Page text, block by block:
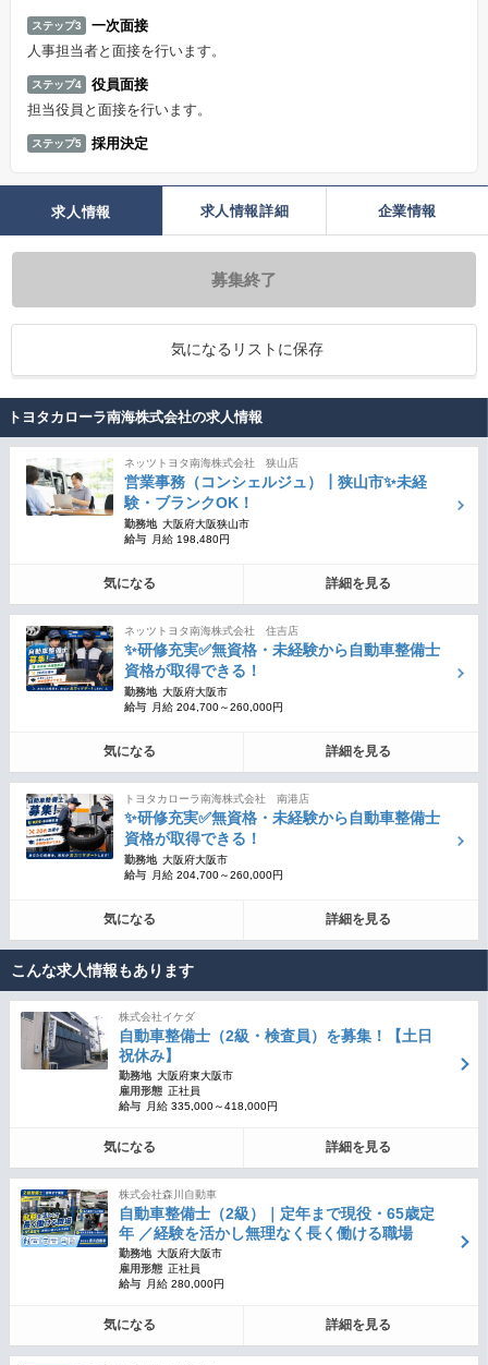
ステップ3
一次面接
人事担当者と面接を行います。
ステップ4
役員面接
担当役員と面接を行います。
ステップ5 採用決定
求人情報 求人情報詳細 企業情報
募集終了
気になるリストに保存
トヨタカローラ南海株式会社の求人情報
ネッツトヨタ南海株式会社 狭山店
営業事務（コンシェルジュ）┃狭山市✨未経
験・ブランクOK！
勤務地 大阪府大阪狭山市
給与
月給 198,480円
気になる 詳細を見る
ネッツトヨタ南海株式会社 住吉店
✨研修充実✅無資格・未経験から自動車整備士
資格が取得できる！
勤務地 大阪府大阪市
給与
月給 204,700～260,000円
気になる 詳細を見る
トヨタカローラ南海株式会社 南港店
✨研修充実✅無資格・未経験から自動車整備士
資格が取得できる！
勤務地 大阪府大阪市
給与
月給 204,700～260,000円
気になる 詳細を見る
こんな求人情報もあります
株式会社イケダ
自動車整備士（2級・検査員）を募集！【土日
祝休み】
勤務地 大阪府東大阪市
雇用形態 正社員
給与
月給 335,000～418,000円
気になる 詳細を見る
株式会社森川自動車
自動車整備士（2級）｜定年まで現役・65歳定
年 ／経験を活かし無理なく長く働ける職場
勤務地 大阪府大阪市
雇用形態 正社員
給与
月給 280,000円
気になる 詳細を見る